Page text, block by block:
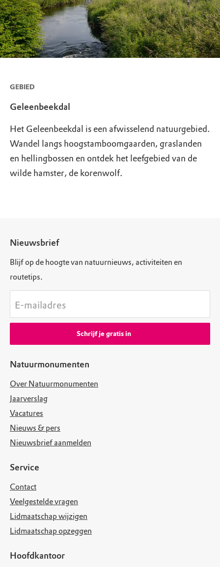
GEBIED
Geleenbeekdal
Het Geleenbeekdal is een afwisselend natuurgebied.
Wandel langs hoogstamboomgaarden, graslanden
en hellingbossen en ontdek het leefgebied van de
wilde hamster, de korenwolf.
Natuurmonumenten
Over Natuurmonumenten
Jaarverslag
Vacatures
Nieuws & pers
Nieuwsbrief aanmelden
Service
Contact
Veelgestelde vragen
Lidmaatschap wijzigen
Lidmaatschap opzeggen
Hoofdkantoor
Nieuwsbrief
Blijf op de hoogte van natuurnieuws, activiteiten en
routetips.
E-mailadres
Schrijf je gratis in